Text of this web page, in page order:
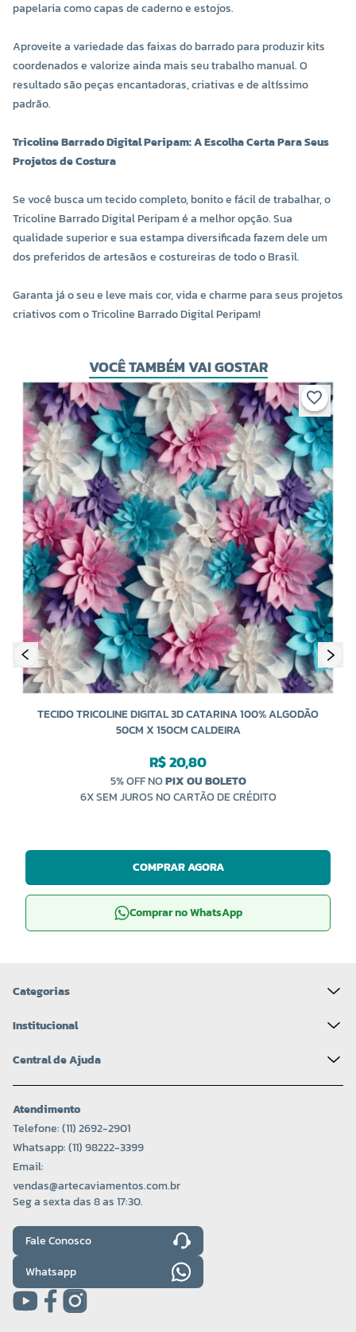
papelaria como capas de caderno e estojos.
Aproveite a variedade das faixas do barrado para produzir kits
coordenados e valorize ainda mais seu trabalho manual. O
resultado são peças encantadoras, criativas e de altíssimo
padrão.
Tricoline Barrado Digital Peripam: A Escolha Certa Para Seus
Projetos de Costura
Se você busca um tecido completo, bonito e fácil de trabalhar, o
Tricoline Barrado Digital Peripam é a melhor opção. Sua
qualidade superior e sua estampa diversificada fazem dele um
dos preferidos de artesãos e costureiras de todo o Brasil.
Garanta já o seu e leve mais cor, vida e charme para seus projetos
criativos com o Tricoline Barrado Digital Peripam!
VOCÊ TAMBÉM VAI GOSTAR
TECIDO TRICOLINE DIGITAL 3D CATARINA 100% ALGODÃO
50CM X 150CM CALDEIRA
R$ 20,80
5% OFF NOPIX OU BOLETO
6X SEM JUROS NO CARTÃO DE CRÉDITO
COMPRAR AGORA
Comprar no WhatsApp
Categorias
Institucional
Central de Ajuda
Atendimento
Telefone: (11) 2692-2901
Whatsapp: (11) 98222-3399
Email:
vendas@artecaviamentos.com.br
Seg a sexta das 8 as 17:30.
Fale Conosco
Whatsapp